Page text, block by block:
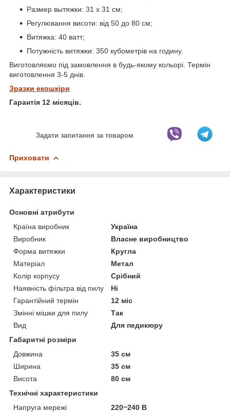
Размер вытяжки: 31 х 31 см;
Регулювання висоти: від 50 до 80 см;
Витяжка: 40 ватт;
Потужність витяжки: 350 кубометрів на годину.
Виготовляємо під замовлення в будь-якому кольорі. Термін
виготовлення 3-5 днів.
Зразки екошкіри
Гарантія 12 місяців.
Задати запитання за товаром
Приховати
Характеристики
Основні атрибути
Країна виробник
Україна
Виробник
Власне виробництво
Форма витяжки
Кругла
Матеріал
Метал
Колір корпусу
Срібний
Наявність фільтра від пилу
Ні
Гарантійний термін
12 міс
Змінні мішки для пилу
Так
Вид
Для педикюру
Габаритні розміри
Довжина
35 см
Ширина
35 см
Висота
80 см
Технічні характеристики
Напруга мережі
220~240 В